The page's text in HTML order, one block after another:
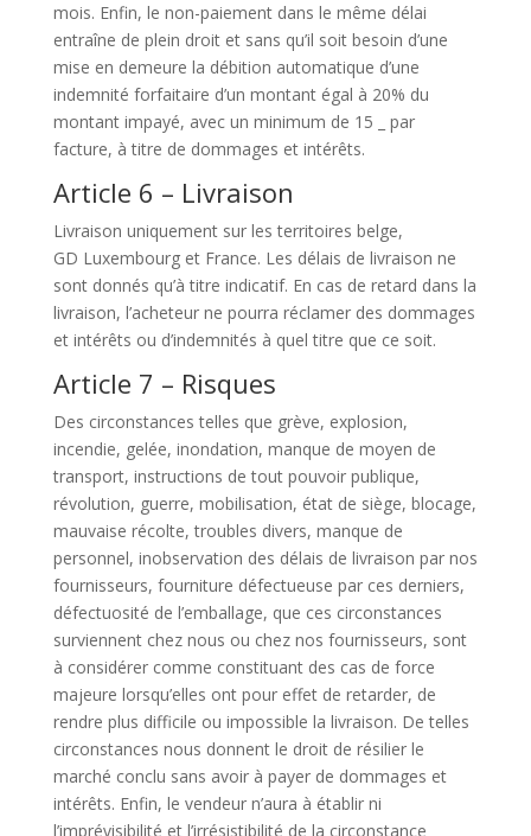
mois. Enfin, le non-paiement dans le même délai
entraîne de plein droit et sans qu’il soit besoin d’une
mise en demeure la débition automatique d’une
indemnité forfaitaire d’un montant égal à 20% du
montant impayé, avec un minimum de 15 _ par
facture, à titre de dommages et intérêts.
Article 6 – Livraison
Livraison uniquement sur les territoires belge,
GD Luxembourg et France. Les délais de livraison ne
sont donnés qu’à titre indicatif. En cas de retard dans la
livraison, l’acheteur ne pourra réclamer des dommages
et intérêts ou d’indemnités à quel titre que ce soit.
Article 7 – Risques
Des circonstances telles que grève, explosion,
incendie, gelée, inondation, manque de moyen de
transport, instructions de tout pouvoir publique,
révolution, guerre, mobilisation, état de siège, blocage,
mauvaise récolte, troubles divers, manque de
personnel, inobservation des délais de livraison par nos
fournisseurs, fourniture défectueuse par ces derniers,
défectuosité de l’emballage, que ces circonstances
surviennent chez nous ou chez nos fournisseurs, sont
à considérer comme constituant des cas de force
majeure lorsqu’elles ont pour effet de retarder, de
rendre plus difficile ou impossible la livraison. De telles
circonstances nous donnent le droit de résilier le
marché conclu sans avoir à payer de dommages et
intérêts. Enfin, le vendeur n’aura à établir ni
l’imprévisibilité et l’irrésistibilité de la circonstance